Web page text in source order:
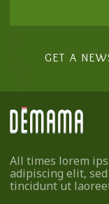
GET A
All times lorem
adipiscing elit,
tincidunt ut